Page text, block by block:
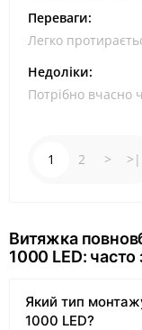
Переваги:
Легко
Недоліки:
Потрібно вчасно
1 2 > >|
Витяжка
1000 LED: часто
Який тип
1000 LED?